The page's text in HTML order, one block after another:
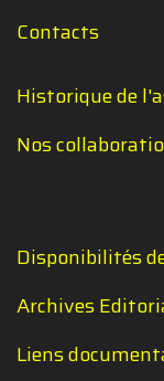
Contacts
Historique de
Nos
Disponibilités
Archives
Liens